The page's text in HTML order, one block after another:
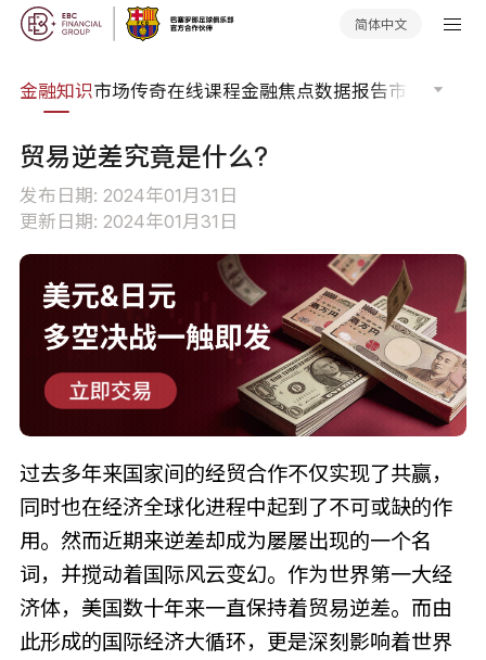
简体中文
金融知识市场传奇在线课程金融焦点数据报告市场分析
贸易逆差究竟是什么?
发布日期: 2024年01月31日
更新日期: 2024年01月31日
过去多年来国家间的经贸合作不仅实现了共赢，
同时也在经济全球化进程中起到了不可或缺的作
用。然而近期来逆差却成为屡屡出现的一个名
词，并搅动着国际风云变幻。作为世界第一大经
济体，美国数十年来一直保持着贸易逆差。而由
此形成的国际经济大循环，更是深刻影响着世界